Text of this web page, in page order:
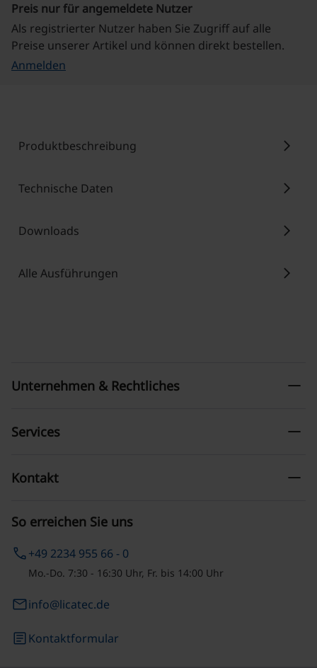
Preis nur für angemeldete Nutzer
Als registrierter Nutzer haben Sie Zugriff auf alle
Preise unserer Artikel und können direkt bestellen.
Anmelden
Produktbeschreibung chevron_right
Technische Daten chevron_right
Downloads chevron_right
Alle Ausführungen chevron_right
So erreichen Sie uns
phone+49 2234 955 66 - 0
Mo.-Do. 7:30 - 16:30 Uhr, Fr. bis 14:00 Uhr
emailinfo@licatec.de
articleKontaktformular
Unternehmen & Rechtliches remove
Services remove
Kontakt remove